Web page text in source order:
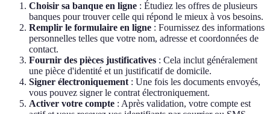
Choisir sa banque en ligne : Étudiez les offres de plusieurs
banques pour trouver celle qui répond le mieux à vos besoins.
Remplir le formulaire en ligne : Fournissez des informations
personnelles telles que votre nom, adresse et coordonnées de
contact.
Fournir des pièces justificatives : Cela inclut généralement
une pièce d'identité et un justificatif de domicile.
Signer électroniquement : Une fois les documents envoyés,
vous pouvez signer le contrat électroniquement.
Activer votre compte : Après validation, votre compte est